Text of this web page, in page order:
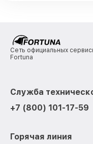
Сеть официальных
Fortuna
Служба
+7 (800) 101-17-59
Горячая линия